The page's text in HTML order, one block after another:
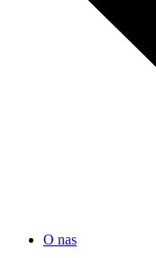
O nas